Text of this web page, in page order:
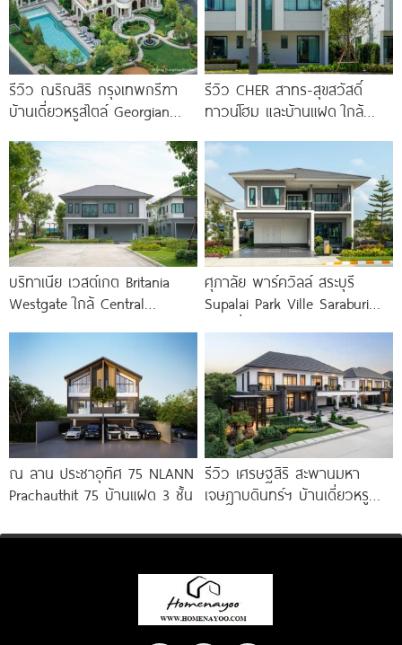
รีวิว ณริณสิริ กรุงเทพกรีฑา
บ้านเดี่ยวหรูสไตล์ Georgian
Brighton College
รีวิว CHER สาทร-สุขสวัสดิ์
ทาวน์โฮม และบ้านแฝด ใกล้
ใต้ สถานีแยกประชาอุทิศ เริ่ม
3.59
บริทาเนีย เวสต์เกต Britania
Westgate ใกล้ Central
สถานีคลองบางไผ่
ศุภาลัย พาร์ควิลล์ สระบุรี
Supalai Park Ville Saraburi
บนทำเลติดถนนใหญ่ เริ่ม
ณ ลาน ประชาอุทิศ 75 NLANN
Prachauthit 75 บ้านแฝด 3 ชั้น
รีวิว เศรษฐสิริ สะพานมหา
เจษฎาบดินทร์ฯ บ้านเดี่ยวหรู
รถไฟฟ้า และทางด่วน เริ่ม 15.9